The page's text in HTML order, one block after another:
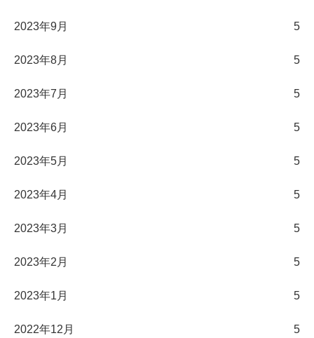
2023年9月 5
2023年8月 5
2023年7月 5
2023年6月 5
2023年5月 5
2023年4月 5
2023年3月 5
2023年2月 5
2023年1月 5
2022年12月 5